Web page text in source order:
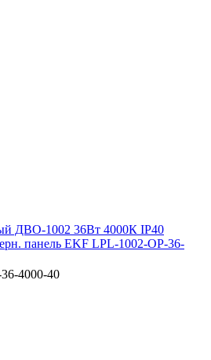
ДВО-1002 36Вт 4000К IP40
панель EKF LPL-1002-OP-36-
4000-40